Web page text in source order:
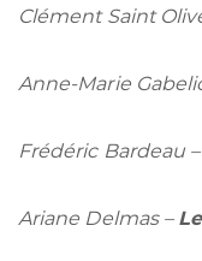
Clément Saint
Anne-Marie
Frédéric Bardeau –
Ariane Delmas –